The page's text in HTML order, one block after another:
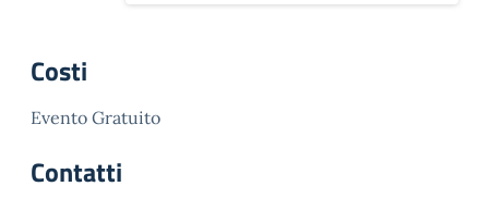
Costi
Evento Gratuito
Contatti